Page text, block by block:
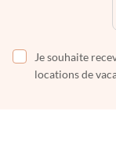
Je souhaite
locations de